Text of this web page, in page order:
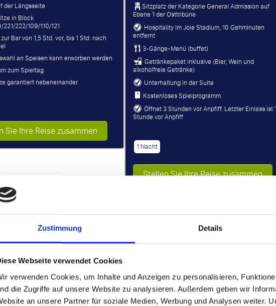
Zustimmung Details
Webseite verwendet Cookies
verwenden Cookies, um Inhalte und Anzeigen zu personalisieren,
die Zugriffe auf unsere Website zu analysieren. Außerdem geben wir
an unsere Partner für soziale Medien, Werbung und Analysen weiter.
der Längsseite
in Block
222/109/110/121
Bar von 1,5 Std. vor, bis 1 Std. nach
an Speisen kann erworben werden
zum Spieltag
garantiert nebeneinander
Sie Ihre Reise zusammen
Sitzplatz der Kategorie General Admission auf
Ebene 1 der Osttribüne
Hospitality im Joie Stadium, 10 Gehminuten
entfernt
3-Gänge-Menü (buffet)
Getränkepaket inklusive (Bier, Wein und
alkoholfreie Getränke)
Unterhaltung in der Suite
Kostenloses Spielprogramm
Öffnet 3 Stunden vor Anpfiff. Letzter Einlass ist 1
Stunde vor Anpfiff
1 Nacht
Stellen Sie Ihre Reise zusammen
P.P. AB
€ 324 p.P. P.P. AB